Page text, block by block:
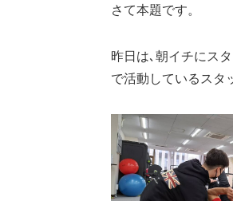
さて本題です。
昨日は､朝イチにス
で活動しているスタ